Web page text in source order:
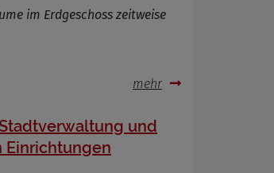
im Erdgeschoss zeitweise
mehr
und
Einrichtungen